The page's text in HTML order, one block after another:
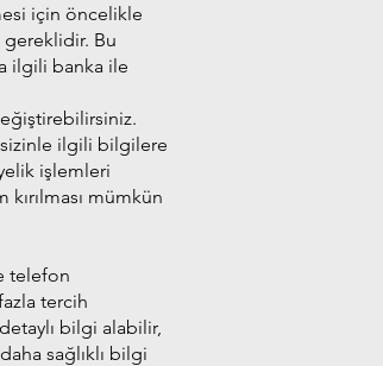
için öncelikle
Bu
ilgili banka ile
ilgili bilgilere
işlemleri
mümkün
telefon
tercih
bilgi alabilir,
sağlıklı bilgi